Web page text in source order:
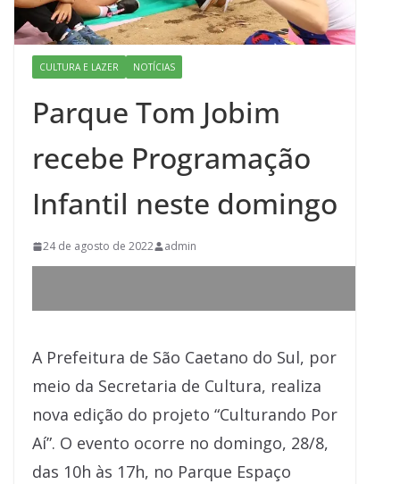
CULTURA E LAZER NOTÍCIAS
Parque Tom Jobim
recebe Programação
Infantil neste domingo
24 de agosto de 2022 admin
A Prefeitura de São Caetano do Sul, por
meio da Secretaria de Cultura, realiza
nova edição do projeto “Culturando Por
Aí”. O evento ocorre no domingo, 28/8,
das 10h às 17h, no Parque Espaço